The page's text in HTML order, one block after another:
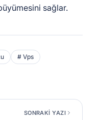
sağlar.
# Vps
SONRAKİ YAZI